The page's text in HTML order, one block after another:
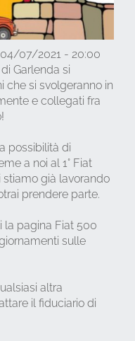
07/2021 - 20:00
Garlenda si
che si svolgeranno in
e collegati fra
possibilità di
a noi al 1° Fiat
già lavorando
prendere parte.
la pagina Fiat 500
sulle
altra
il fiduciario di